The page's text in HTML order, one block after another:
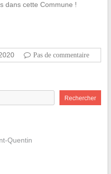
dans cette Commune !
Pas de commentaire
Rechercher
Quentin